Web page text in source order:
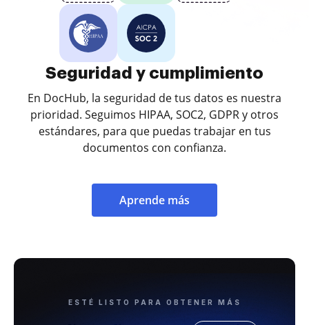
Seguridad y cumplimiento
En DocHub, la seguridad de tus datos es nuestra
prioridad. Seguimos HIPAA, SOC2, GDPR y otros
estándares, para que puedas trabajar en tus
documentos con confianza.
Aprende más
ESTÉ LISTO PARA OBTENER MÁS